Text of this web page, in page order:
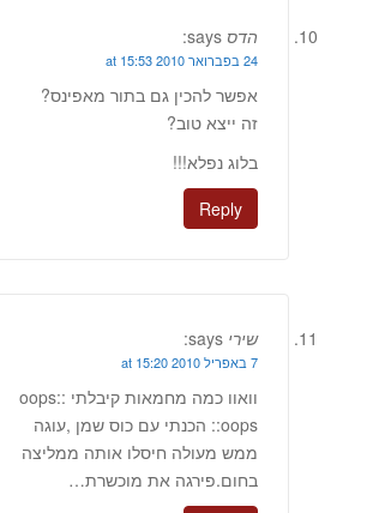
הדס says:
24 בפברואר 2010 at 15:53
אפשר להכין גם בתור מאפינס?
זה ייצא טוב?
בלוג נפלא!!!
Reply
שירי says:
7 באפריל 2010 at 15:20
וואוו כמה מחמאות קיבלתי :oops:
:oops: הכנתי עם כוס שמן ,עוגה
ממש מעולה חיסלו אותה ממליצה
בחום.פירגה את מוכשרת…